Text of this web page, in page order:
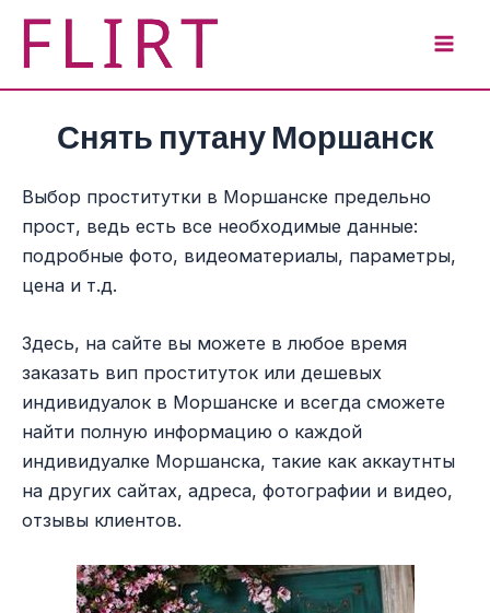
Перейти
содержимому
Снять путану Моршанск
Выбор проститутки в Моршанске предельно
прост, ведь есть все необходимые данные:
подробные фото, видеоматериалы, параметры,
цена и т.д.
Здесь, на сайте вы можете в любое время
заказать вип проституток или дешевых
индивидуалок в Моршанске и всегда сможете
найти полную информацию о каждой
индивидуалке Моршанска, такие как аккаутнты
на других сайтах, адреса, фотографии и видео,
отзывы клиентов.